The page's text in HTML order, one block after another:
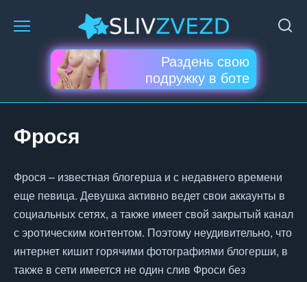
содержанию
Раздень свою
подружку в боте
Фрося
Фрося – известная блогерша и с недавнего времени
еще певица. Девушка активно ведет свои аккаунты в
социальных сетях, а также имеет свой закрытый канал
с эротическим контентом. Поэтому неудивительно, что
интернет кишит горячими фотографиями блогерши, в
также в сети имеется не один слив Фроси без